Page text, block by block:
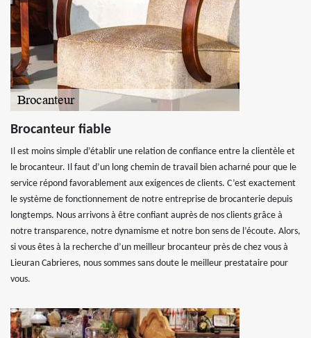
Brocanteur fiable
Il est moins simple d’établir une relation de confiance entre la clientèle et
le brocanteur. Il faut d’un long chemin de travail bien acharné pour que le
service répond favorablement aux exigences de clients. C’est exactement
le système de fonctionnement de notre entreprise de brocanterie depuis
longtemps. Nous arrivons à être confiant auprès de nos clients grâce à
notre transparence, notre dynamisme et notre bon sens de l’écoute. Alors,
si vous êtes à la recherche d’un meilleur brocanteur près de chez vous à
Lieuran Cabrieres, nous sommes sans doute le meilleur prestataire pour
vous.